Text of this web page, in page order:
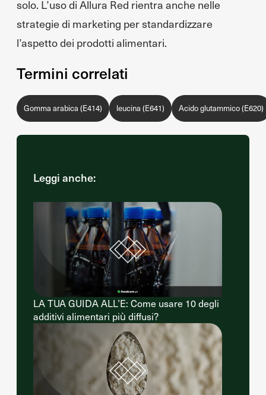
solo. L’uso di Allura Red rientra anche nelle
strategie di marketing per standardizzare
l’aspetto dei prodotti alimentari.
Termini correlati
Gomma arabica (E414) leucina (E641) Acido glutammico (E620)
Leggi anche:
LA TUA GUIDA ALL’E: Come usare 10 degli
additivi alimentari più diffusi?